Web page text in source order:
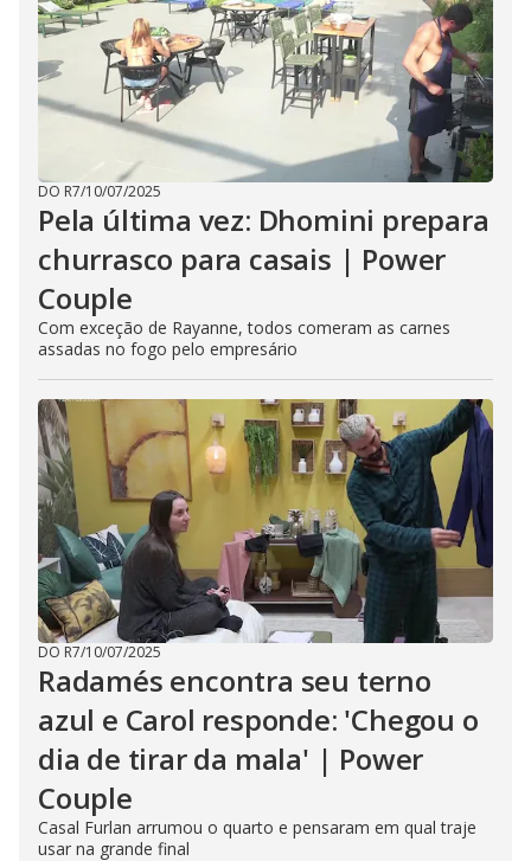
DO R7/10/07/2025
Pela última vez: Dhomini prepara
churrasco para casais | Power
Couple
Com exceção de Rayanne, todos comeram as carnes
assadas no fogo pelo empresário
DO R7/10/07/2025
Radamés encontra seu terno
azul e Carol responde: 'Chegou o
dia de tirar da mala' | Power
Couple
Casal Furlan arrumou o quarto e pensaram em qual traje
usar na grande final